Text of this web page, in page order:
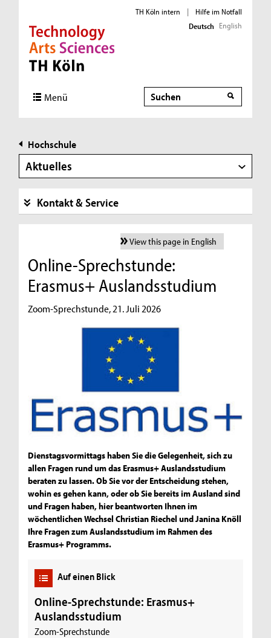
Direkt zur Hauptnavigation
Direkt zur Subnavigation
Direkt zum Inhalt
Direkt zum Fußbereich
TH Köln intern |
Hilfe im Notfall
Deutsch English
Menü Suche
Hochschule
Aktuelles
Kontakt & Service
View this page in English
Online-Sprechstunde:
Erasmus+ Auslandsstudium
Zoom-Sprechstunde, 21. Juli 2026
Dienstagsvormittags haben Sie die Gelegenheit, sich zu
allen Fragen rund um das Erasmus+ Auslandsstudium
beraten zu lassen. Ob Sie vor der Entscheidung stehen,
wohin es gehen kann, oder ob Sie bereits im Ausland sind
und Fragen haben, hier beantworten Ihnen im
wöchentlichen Wechsel Christian Riechel und Janina Knöll
Ihre Fragen zum Auslandsstudium im Rahmen des
Erasmus+ Programms.
Auf einen Blick
Online-Sprechstunde: Erasmus+
Auslandsstudium
Zoom-Sprechstunde